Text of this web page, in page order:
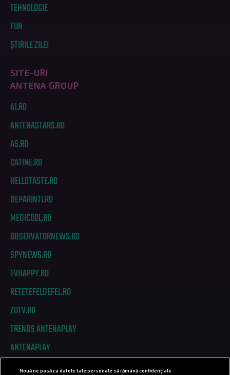
TEHNOLOGIE
FUN
ȘTIRILE ZILEI
SITE-URI
ANTENA GROUP
A1.RO
ANTENASTARS.RO
AS.RO
CATINE.RO
HELLOTASTE.RO
DEPARINTI.RO
MEDICOOL.RO
OBSERVATORNEWS.RO
SPYNEWS.RO
TVHAPPY.RO
RETETEFELDEFEL.RO
ZUTV.RO
TRENDS ANTENAPLAY
ANTENAPLAY
Nouă ne pasă ca datele tale personale să rămână confidențiale